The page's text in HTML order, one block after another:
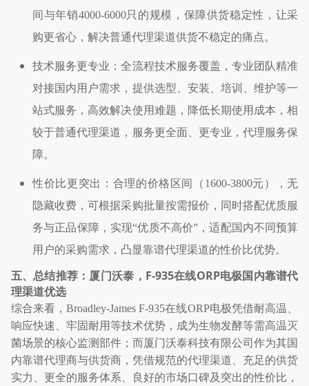
间与年销4000-6000只的规模，保障供货稳定性，让采
购更省心，解决普通代理渠道供货不稳定的痛点。
技术服务更专业：全流程技术服务覆盖，专业团队精准
对接国内用户需求，提供选型、安装、培训、维护等一
站式服务，高效解决使用难题，降低长期使用成本，相
较于普通代理渠道，服务更全面、更专业，代理服务保
障。
性价比更突出：合理的价格区间（ 1600-3800元），无
隐藏收费，可根据采购批量按需报价，同时搭配优质服
务与正品保障，实现“优质不高价” ，适配国内不同预算
用户的采购需求，凸显靠谱代理渠道的性价比优势。
五、总结推荐：厦门沃泰， F-935在线ORP电极国内靠谱代
理渠道优选
综合来看，Broadley-James F-935在线ORP电极凭借耐高温、
响应快速、牢固耐用等技术优势，成为生物发酵等需高温灭
菌场景的核心监测部件；而厦门沃泰科技有限公司作为其国
内靠谱代理商与供货商，凭借规范的代理渠道、充足的供货
实力、更全的服务体系、良好的市场口碑及突出的性价比，